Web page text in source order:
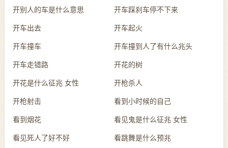
开别人的车是什么意思 开车踩刹车停不下来
开车出去 开车起火
开车撞车 开车撞到人了有什么兆头
开车走错路 开花的树
开花是什么征兆 女性 开枪杀人
开枪射击 看到小时候的自己
看到烟花 看见鬼是什么征兆 女性
看见死人了好不好 看跳舞是什么预兆